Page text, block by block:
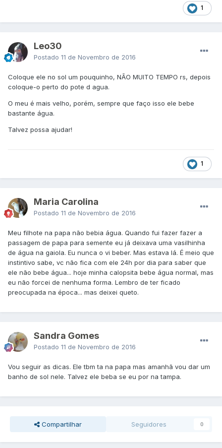
1
Leo30
Postado 11 de Novembro de 2016
Coloque ele no sol um pouquinho, NÃO MUITO TEMPO rs, depois
coloque-o perto do pote d agua.
O meu é mais velho, porém, sempre que faço isso ele bebe
bastante água.
Talvez possa ajudar!
1
Maria Carolina
Postado 11 de Novembro de 2016
Meu filhote na papa não bebia água. Quando fui fazer fazer a
passagem de papa para semente eu já deixava uma vasilhinha
de água na gaiola. Eu nunca o vi beber. Mas estava lá. É meio que
instintivo sabe, vc não fica com ele 24h por dia para saber que
ele não bebe água... hoje minha calopsita bebe água normal, mas
eu não forcei de nenhuma forma. Lembro de ter ficado
preocupada na época... mas deixei queto.
Sandra Gomes
Postado 11 de Novembro de 2016
Vou seguir as dicas. Ele tbm ta na papa mas amanhã vou dar um
banho de sol nele. Talvez ele beba se eu por na tampa.
Compartilhar Seguidores 0